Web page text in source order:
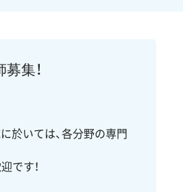
集！
於いては、各分野の専門
です！